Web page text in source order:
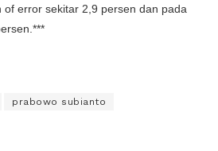
error sekitar 2,9 persen dan pada
prabowo subianto